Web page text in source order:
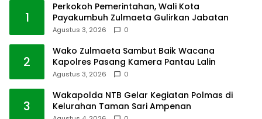
1
Perkokoh Pemerintahan, Wali Kota
Payakumbuh Zulmaeta Gulirkan Jabatan
Agustus 3, 2026 0
2
Wako Zulmaeta Sambut Baik Wacana
Kapolres Pasang Kamera Pantau Lalin
Agustus 3, 2026 0
3
Wakapolda NTB Gelar Kegiatan Polmas di
Kelurahan Taman Sari Ampenan